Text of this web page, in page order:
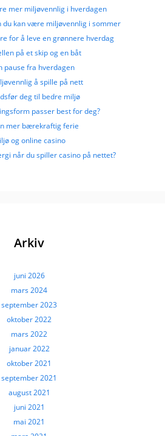
mer miljøvennlig i hverdagen
du kan være miljøvennlig i sommer
for å leve en grønnere hverdag
på et skip og en båt
pause fra hverdagen
å spille på nett
deg til bedre miljø
passer best for deg?
mer bærekraftig ferie
og online casino
når du spiller casino på nettet?
Arkiv
juni 2026
mars 2024
september 2023
oktober 2022
mars 2022
januar 2022
oktober 2021
september 2021
august 2021
juni 2021
mai 2021